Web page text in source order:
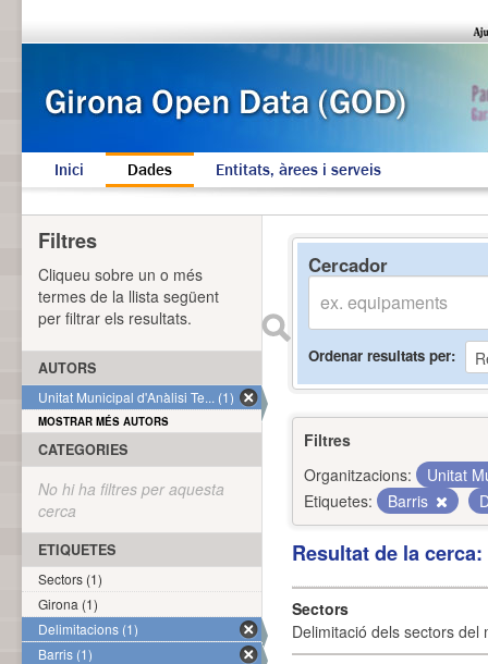
Inici Dades Entitats, àrees i serveis
Cercador
Ordenar resultats per
Filtres
Organitzacions:
Unitat
Etiquetes:
Barris
Resultat de la
Sectors
Delimitació dels sectors del
Filtres
Cliqueu sobre un o més
termes de la llista següent
per filtrar els resultats.
AUTORS
Unitat Municipal d'Anàlisi Te... (1)
MOSTRAR MÉS AUTORS
CATEGORIES
No hi ha filtres per aquesta
cerca
ETIQUETES
Sectors (1)
Girona (1)
Delimitacions (1)
Barris (1)